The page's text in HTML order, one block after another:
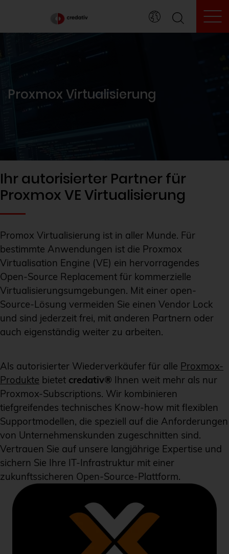
Proxmox Virtualisierung
Ihr autorisierter Partner für
Proxmox VE Virtualisierung
Promox Virtualisierung ist in aller Munde. Für
bestimmte Anwendungen ist die Proxmox
Virtualisation Engine (VE) ein hervorragendes
Open-Source Replacement für kommerzielle
Virtualisierungsumgebungen. Mit einer open-
Source-Lösung vermeiden Sie einen Vendor Lock
und sind jederzeit frei, mit anderen Partnern oder
auch eigenständig weiter zu arbeiten.
Als autorisierter Wiederverkäufer für alle Proxmox-
Produkte bietet credativ® Ihnen weit mehr als nur
Proxmox-Subscriptions. Wir kombinieren
tiefgreifendes technisches Know-how mit flexiblen
Supportmodellen, die speziell auf die Anforderungen
von Unternehmenskunden zugeschnitten sind.
Vertrauen Sie auf unsere langjährige Expertise und
sichern Sie Ihre IT-Infrastruktur mit einer
zukunftssicheren Open-Source-Plattform.